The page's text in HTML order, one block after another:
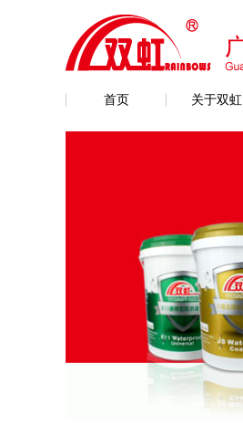
首页 关于双虹